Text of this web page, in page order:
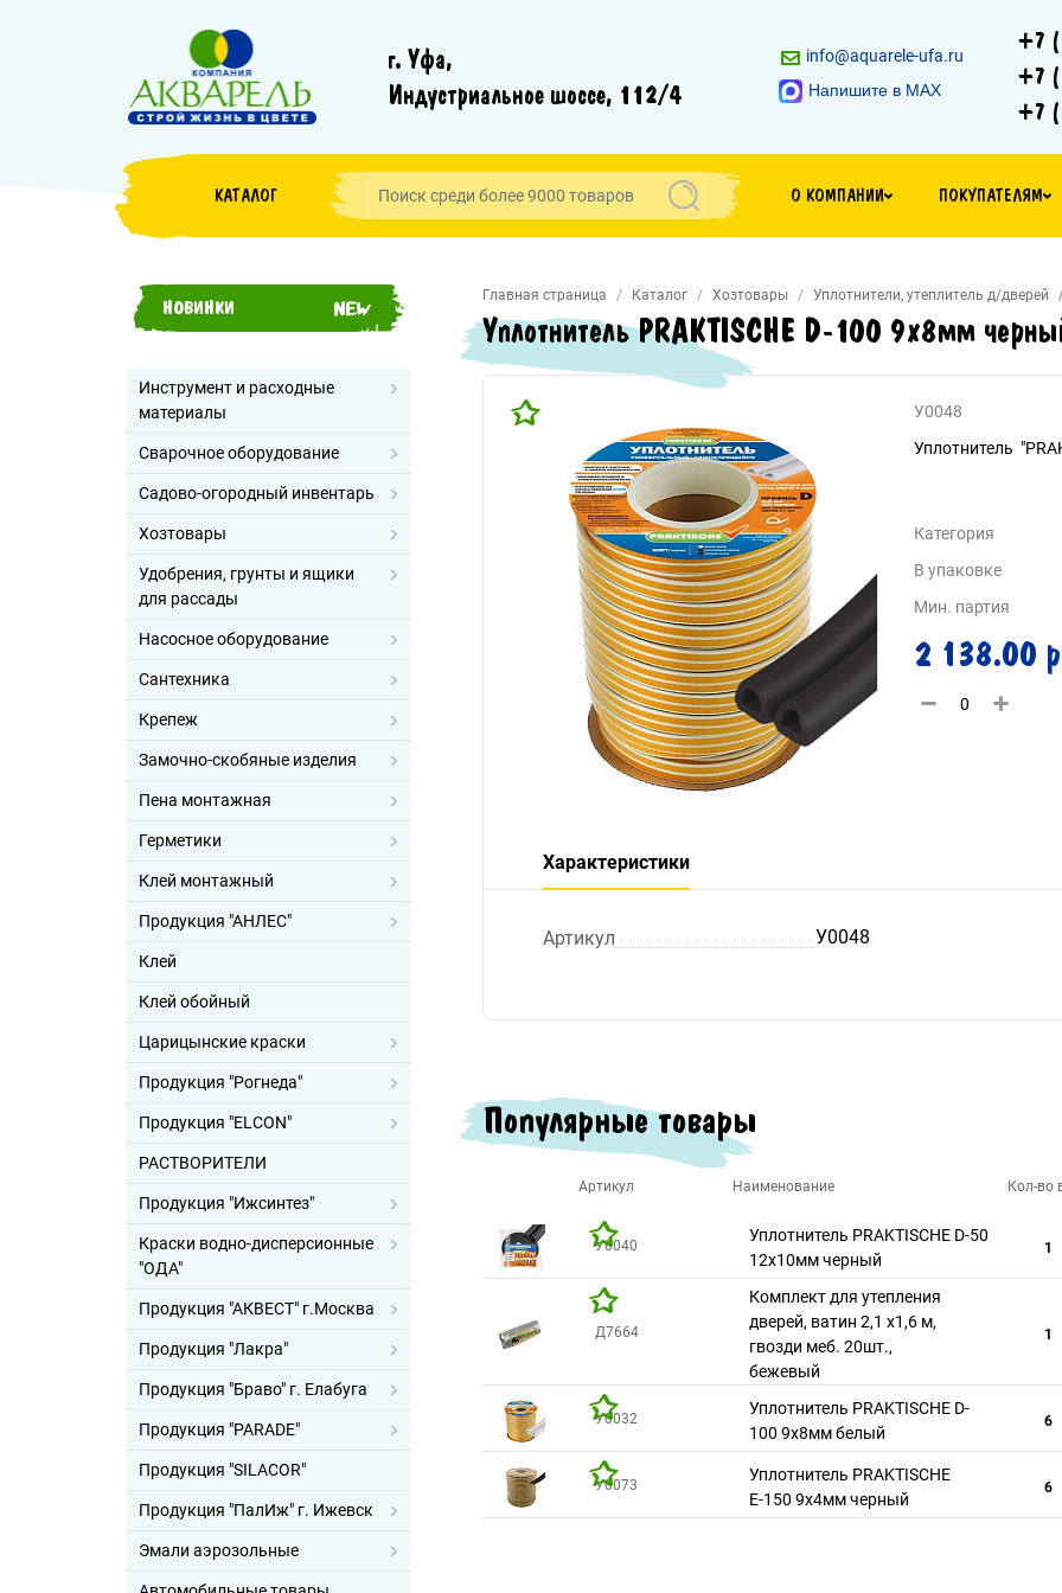
г. Уфа,
Индустриальное шоссе, 112/4
info@aquarele-ufa.ru
Напишите в MAX
+7
+7
+7
КАТАЛОГ О КОМПАНИИ ПОКУПАТЕЛЯМ
НОВИНКИ
Инструмент и расходные
материалы
Сварочное оборудование
Садово-огородный инвентарь
Хозтовары
Удобрения, грунты и ящики
для рассады
Насосное оборудование
Сантехника
Крепеж
Замочно-скобяные изделия
Пена монтажная
Герметики
Клей монтажный
Продукция "АНЛЕС"
Клей
Клей обойный
Царицынские краски
Продукция "Рогнеда"
Продукция "ELCON"
РАСТВОРИТЕЛИ
Продукция "Ижсинтез"
Краски водно-дисперсионные
"ОДА"
Продукция "АКВЕСТ" г.Москва
Продукция "Лакра"
Продукция "Браво" г. Елабуга
Продукция "PARADE"
Продукция "SILACOR"
Продукция "ПалИж" г. Ижевск
Эмали аэрозольные
Главная страница Каталог Хозтовары Уплотнители, утеплитель д/дверей
Уплотнитель PRAKTISCHE D-100 9х8мм
У0048
Уплотнитель
Категория
В упаковке
Мин. партия
2 138.00
Характеристики
Артикул У0048
Популярные товары
Артикул Наименование Кол-во
У0040
Уплотнитель PRAKTISCHE D-50
12х10мм черный
1
Д7664
Комплект для утепления
дверей, ватин 2,1 х1,6 м,
гвозди меб. 20шт.,
бежевый
1
У0032
Уплотнитель PRAKTISCHE D-
100 9х8мм белый
6
У0073
Уплотнитель PRAKTISCHE
Е-150 9х4мм черный
6